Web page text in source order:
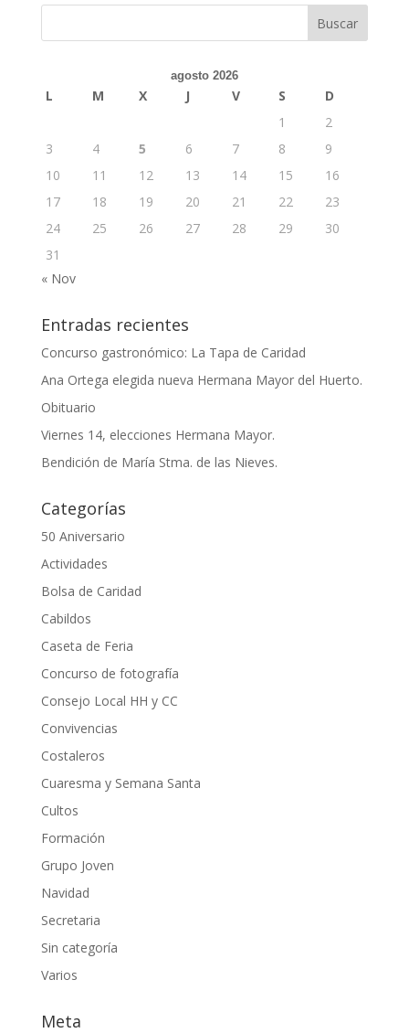
agosto 2026
L M X J V S
D
1
2
3
4 5 6 7 8
9
10
11 12 13 14 15
16
17
18 19 20 21 22
23
24
25 26 27 28 29
30
31
« Nov
Entradas recientes
Concurso gastronómico: La Tapa de Caridad
Ana Ortega elegida nueva Hermana Mayor del Huerto.
Obituario
Viernes 14, elecciones Hermana Mayor.
Bendición de María Stma. de las Nieves.
Categorías
50 Aniversario
Actividades
Bolsa de Caridad
Cabildos
Caseta de Feria
Concurso de fotografía
Consejo Local HH y CC
Convivencias
Costaleros
Cuaresma y Semana Santa
Cultos
Formación
Grupo Joven
Navidad
Secretaria
Sin categoría
Varios
Meta